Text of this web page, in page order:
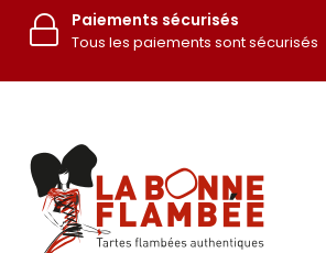
Paiements sécurisés
Tous les paiements sont sécurisés